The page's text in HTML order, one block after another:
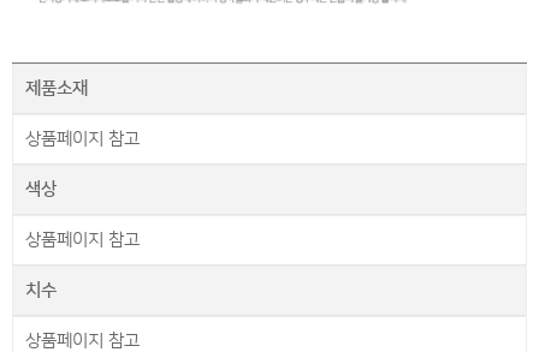
제품소재
상품페이지 참고
색상
상품페이지 참고
치수
상품페이지 참고